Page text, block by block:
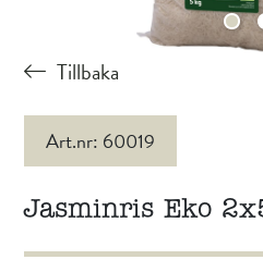
Tillbaka
Art.nr: 60019
Jasminris Eko